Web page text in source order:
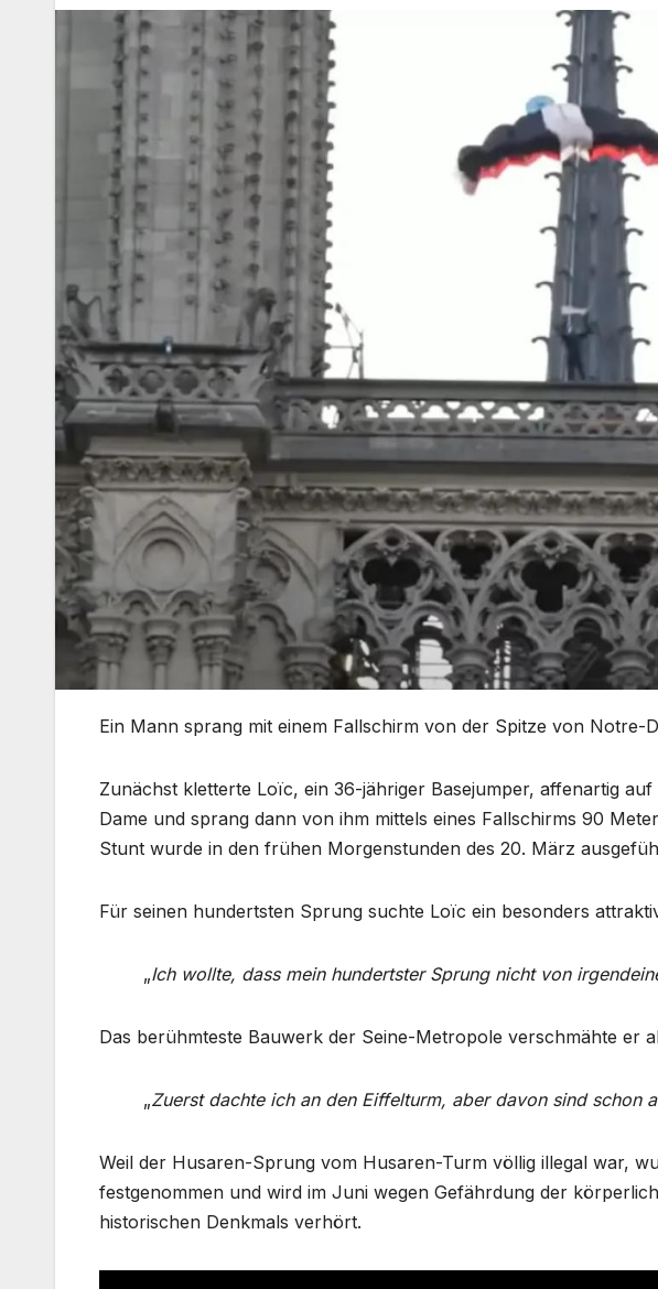
Ein Mann sprang mit einem Fallschirm von der Spitze von Notre-
Zunächst kletterte Loïc, ein 36-jähriger Basejumper, affenartig
Dame und sprang dann von ihm mittels eines Fallschirms 90
Stunt wurde in den frühen Morgenstunden des 20. März
Für seinen hundertsten Sprung suchte Loïc ein besonders
„Ich wollte, dass mein hundertster Sprung nicht von
Das berühmteste Bauwerk der Seine-Metropole verschmähte er
„Zuerst dachte ich an den Eiffelturm, aber davon sind schon
Weil der Husaren-Sprung vom Husaren-Turm völlig illegal war,
festgenommen und wird im Juni wegen Gefährdung der
historischen Denkmals verhört.